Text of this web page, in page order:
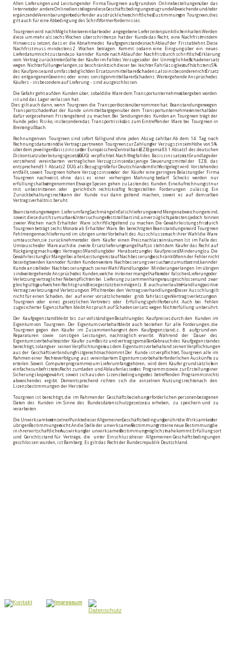
Allen Lieferungen und Leistungender Firma Tourgreen aufgrundvon Onlinebestellungenüber das
Internetoder andereOnlinediensteliegendieseGeschäftsbedingungenzugrunde.Abweichende und/oder
ergänzendeVereinbarungenbedürfender ausdrücklichenschriftlichenZustimmungvon Tourgreen;dies
gilt auch für eine Abbedingung des Schriftformerfordernisses.
Tourgreenwird nachMöglichkeitvereinbarteoder angegebene Lieferzeitenpünktlicheinhalten.Werden
diese um mehrals sechsWochen überschritten,so hat der Kunde das Recht, eine Nachfristmitdem
Hinweiszu setzen, dass er die Abnahmedes Kaufgegenstandesnach Ablaufder Fristablehnt. Diese
Nachfristmuss mindestens2 Wochen betragen. Kommt sodann eine Einigungüber ein
neues
Lieferdatumnichtzustande,so kannder Kunde nach Ablaufder Nachfristdurch schriftlicheErklärung
vom Vertrag zurücktreten.Sollte der Käuferim Falldes Verzugesoder der UnmöglichkeitSchadenersatz
wegen Nichterfüllungverlangen,so beschränktsichdieser bei leichter Fahrlässigkeitauf höchstens5%
des Kaufpreisesund umfasstlediglichden ErsatzunmittelbarenSchadens,alsoinsbesonderenichtErsatz
des entgangenenGewinns oder eines sonstigenmittelbarenSchadens. Weitergehende Ansprüchedes
Käufers - insbesondere auf Lieferung - sind ausgeschlossen.
Die Gefahr gehtaufden Kunden über, sobald die Waredem Transportunternehmerübergeben worden
ist und das Lager verlassen hat.
Dies giltauch dann, wenn Tourgreen die Transportkostenübernommen hat. Beanstandungenwegen
Transportschädenhat der Kunde unmittelbargegenüber dem Transportunternehmeninnerhalbder
dafürvorgesehenen Fristengeltend zu machen.Bei Sendungendes Kunden an Tourgreen trägt der
Kunde jedes Risiko,insbesonderedas Transportrisiko,bis zum Eintreffender Ware bei Tourgreen in
Breitengüßbach.
Rechnungenvon Tourgreen sind sofort fälligund ohne jeden Abzug zahlbar.Ab dem 14. Tag nach
Rechnungsdatumsinddie Vertragspartnervon TourgreenzurZahlungder VerzugszinseninHöhe von 5%
überdem jeweiligenBasiszinssatzder EuropäischenZentralbank(EZB)gemäß§ 1 Absatz1 des deutschen
Diskontsatzüberleitungsgesetzes(DÜG) verpflichtet. Nach Wegfalldes BasiszinssatzesistGrundlageder
vorstehend
vereinbarten vertraglichen Verzugszinsendasjenige Steuerungsmittel der EZB,
das
entsprechend§ 1 Absatz2 DÜG als Bezugsgrößefür Deutschlandamtlichfestgelegtwird. Vorstehendes
entfällt,soweit Tourgreen höhere Verzugszinsenoder der Käufer eine geringere Belastungder Firma
Tourgreen
nachweist, ohne dass es einer vorherigen Mahnung bedarf. Schecks werden
nur
erfüllungshalberangenommen.EtwaigeSpesen gehen zu Lastendes Kunden. EineAufrechnungistnur
mit
unbestrittenen oder gerichtlich rechtskräftig festgestellten Forderungen zulässig.
Ein
Zurückbehaltungsrechtkann der Kunde nur dann geltend machen, soweit es auf demselben
Vertragsverhältnis beruht.
Beanstandungenwegen Lieferumfang,Sachmängeln,Falschlieferungenund Mengenabweichungensind,
soweit diese durchzumutbareUntersuchungenfeststellbarsind, unverzüglich,spätestensjedoch binnen
zweier Wochen nach Erhaltder Ware schriftlichgeltend zu machen. Die Gewährleistungsfristdurch
Tourgreen beträgt sechs Monate ab Erhaltder Ware. Bei berechtigten Beanstandungenwird Tourgreen
Fehlmengennachliefernund im übrigen unterVorbehalt des Ausschlussesnach ihrerWahl die Ware
umtauschen, sie zurücknehmenoder dem Käufer einen Preisnachlasseinräumen. Ist im Falle des
Umtauschesder Ware auch die zweite Ersatzlieferungmangelhaft,so stehtdem Käuferdas Recht auf
Rückgängigmachungdes Vertrages (Wandlung)oder Herabsetzungdes Kaufpreises(Minderung)zu. Die
GewährleistungfürMängelbei allenLeistungenistaufNachbesserungbeschränkt.Wennder Fehlernicht
beseitigtwerden kannoder fürden Kundenweitere Nachbesserungsversucheunzumutbarsind,kannder
Kundeanstelleder Nachbesserungnach seinerWahlWandlungoder Minderungverlangen. Im übrigen
sindweitergehende Ansprüchedes Kunden,welche miteiner mangelhaftenoder falschenLieferungoder
VerletzungvertraglicherNebenpflichten bei Lieferungzusammenhängen,ausgeschlossen,und zwar
gleichgültig,aufwelchen Rechtsgrunddiesegestütztseinmögen (z. B. auchunerlaubteHandlung,positive
Vertragsverletzungund Verletzungvon Pflichtenbei den Vertragsverhandlungen).DieserAusschlussgilt
nichtfür einen Schaden, der auf einer vorsätzlichenoder grob fahrlässigenVertragsverletzungvon
Tourgreen oder eines gesetzlichen Vertreters oder Erfüllungsgehilfenberuht. Auch bei
Fehlen
zugesicherter Eigenschaften bleibt Anspruch auf Schadensersatz wegen Nichterfüllung unberührt.
Der Kaufgegenstandbleibt bis zur vollständigen Bezahlungdes Kaufpreisesdurch den Kunden im
Eigentumvon Tourgreen. Der Eigentumsvorbehaltbleibt auch bestehen für alle Forderungen, die
Tourgreen gegen den Käufer im Zusammenhangmit dem Kaufgegenstand, z. B. aufgrund von
Reparaturen
sowie sonstigen Leistungen, nachträglich erwirbt. Während der Dauer
des
Eigentumsvorbehaltesistder Käufer zumBesitz undvertragsgemäßenGebrauch des Kaufgegenstandes
berechtigt,solangeer seinenVerpflichtungenausdem Eigentumsvorbehaltund seinenVerpflichtungen
aus der Geschäftsverbindungfristgerechtnachkommt.Der Kunde ist verpflichtet, Tourgreen alle im
Rahmen einer Rechteverfolgung aus vereinbartem Eigentumsvorbehalterforderlichen Auskünfte zu
erteilen. Soweit Computerprogrammezum Lieferumfanggehören, wird dem Käufer grundsätzlichein
einfachesunbefristetesRecht zumladen undAblaufenlassendes Programmssowie zurErstellungeiner
Sicherungskopiegewährt, soweit sichausden Lizenzbedingungendes betreffenden Programmsnichts
abweichendes
ergibt. Dementsprechend richten sich die einzelnen Nutzungsrechtenach
den
Lizenzbestimmungen der Hersteller.
Tourgreen ist berechtigt, die im Rahmen der Geschäftsbeziehungerforderlichen personenbezogenen
Daten des Kunden im Sinne des Bundesdatenschutzgesetzeszu erheben, zu speichern und
zu
verarbeiten.
Die UnwirksamkeiteinzelnerPunktedieserAllgemeinenGeschäftsbedingungberührtdie Wirksamkeitder
übrigenBestimmungennicht.AndieStelleder unwirksamenBestimmungtritteineneue Bestimmung,die
inihrerwirtschaftlichenAuswirkungder unwirksamenBestimmungmöglichstnahe kommt.Erfüllungsort
und Gerichtsstand für Verträge, die unter Einschlussdieser Allgemeinen Geschäftsbedingungen
geschlossen wurden, ist Bamberg. Es gilt das Recht der Bundesrepublik Deutschland.